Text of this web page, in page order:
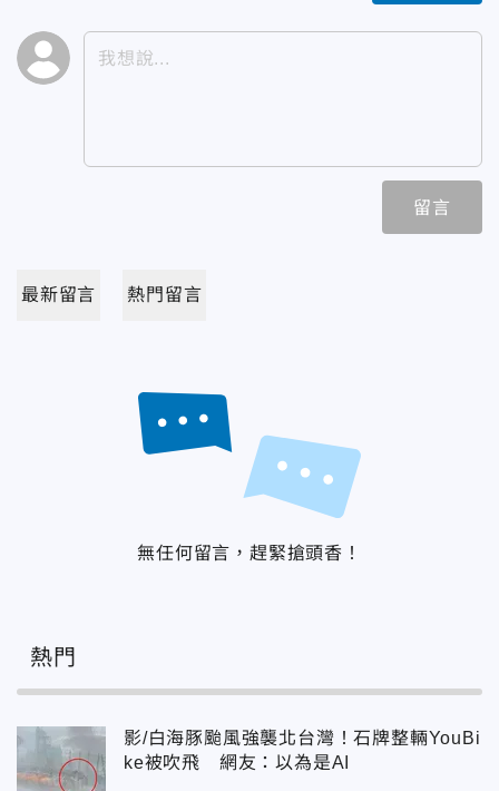
留言
最新留言 熱門留言
無任何留言，趕緊搶頭香！
熱門
影/白海豚颱風強襲北台灣！石牌整輛YouBi
ke被吹飛 網友：以為是AI